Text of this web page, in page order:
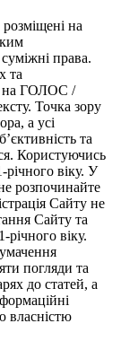
на
права.
та
на ГОЛОС /
Точка зору
а усі
та
Користуючись
віку. У
розпочинайте
Сайту не
Сайту та
річного віку.
погляди та
до статей, а
власністю